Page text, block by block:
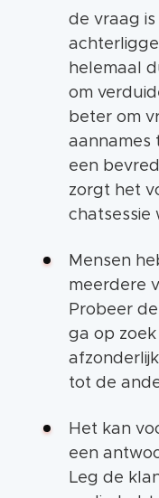
de vraag
helemaal
om
beter om
aannames
een
zorgt het
chatsessie
Mensen
meerdere
Probeer
ga op
tot de
Het kan
een
Leg de